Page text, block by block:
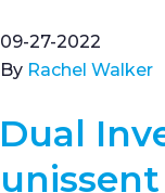
09-27-2022
By Rachel Walker
Dual